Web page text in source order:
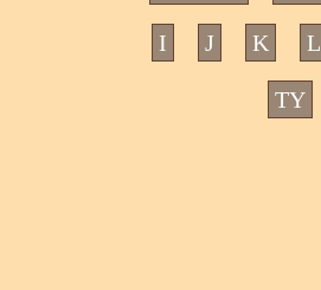
I J K L
TY